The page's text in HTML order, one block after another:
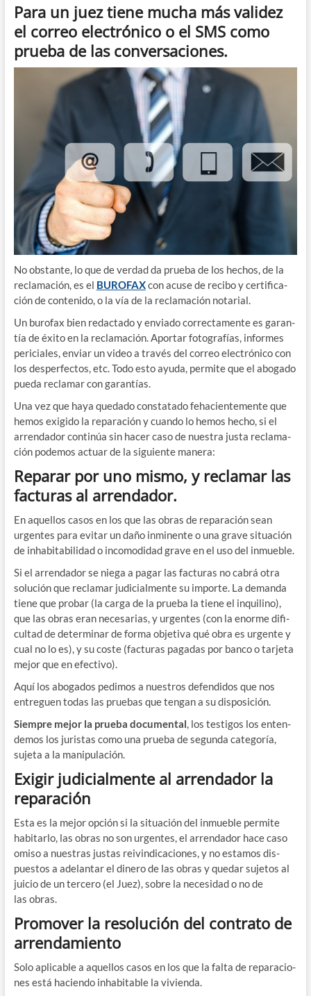
Para un juez tiene mucha más validez
el correo electrónico o el SMS como
prueba de las conversaciones.
No obs­tan­te, lo que de ver­dad da prue­ba de los hechos, de la
recla­ma­ción, es el BUROFAXcon acu­se de reci­bo y cer­ti­fi­ca­
ción de con­te­ni­do, o la vía de la recla­ma­ción notarial.
Un buro­fax bien redac­ta­do y envia­do correc­ta­men­te es garan­
tía de éxi­to en la recla­ma­ción. Apor­tar foto­gra­fías, infor­mes
peri­cia­les, enviar un video a tra­vés del correo elec­tró­ni­co con
los des­per­fec­tos, etc. Todo esto ayu­da, per­mi­te que el abo­ga­do
pue­da recla­mar con garantías.
Una vez que haya que­da­do cons­ta­ta­do feha­cien­te­men­te que
hemos exi­gi­do la repa­ra­ción y cuan­do lo hemos hecho, si el
arren­da­dor con­ti­núa sin hacer caso de nues­tra jus­ta recla­ma­
ción pode­mos actuar de la siguien­te manera:
Reparar por uno mismo, y reclamar las
facturas al arrendador.
En aque­llos casos en los que las obras de repa­ra­ción sean
urgen­tes para evi­tar un daño inmi­nen­te o una gra­ve situa­ción
de inha­bi­ta­bi­li­dad o inco­mo­di­dad gra­ve en el uso del inmueble.
Si el arren­da­dor se nie­ga a pagar las fac­tu­ras no cabrá otra
solu­ción que recla­mar judi­cial­men­te su impor­te. La deman­da
tie­ne que pro­bar (la car­ga de la prue­ba la tie­ne el inqui­lino),
que las obras eran nece­sa­rias, y urgen­tes (con la enor­me difi­
cul­tad de deter­mi­nar de for­ma obje­ti­va qué obra es urgen­te y
cual no lo es), y su cos­te (fac­tu­ras paga­das por ban­co o tar­je­ta
mejor que en efectivo).
Aquí los abo­ga­dos pedi­mos a nues­tros defen­di­dos que nos
entre­guen todas las prue­bas que ten­gan a su disposición.
Siem­pre mejor la prue­ba docu­men­tal, los tes­ti­gos los enten­
de­mos los juris­tas como una prue­ba de segun­da cate­go­ría,
suje­ta a la manipulación.
Exigir judicialmente al arrendador la
reparación
Esta es la mejor opción si la situa­ción del inmue­ble per­mi­te
habi­tar­lo, las obras no son urgen­tes, el arren­da­dor hace caso
omi­so a nues­tras jus­tas rei­vin­di­ca­cio­nes, y no esta­mos dis­
pues­tos a ade­lan­tar el dine­ro de las obras y que­dar suje­tos al
jui­cio de un ter­ce­ro (el Juez), sobre la nece­si­dad o no de
las obras.
Promover la resolución del contrato de
arrendamiento
Solo apli­ca­ble a aque­llos casos en los que la fal­ta de repa­ra­cio­
nes está hacien­do inha­bi­ta­ble la vivienda.